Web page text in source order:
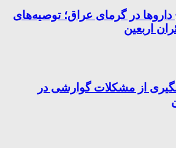
در گرمای عراق؛ توصیه‌های
اربعین
از مشکلات گوارشی در